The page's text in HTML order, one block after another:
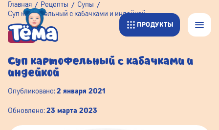
ПРОДУКТЫ
Главная Рецепты
Супы
Суп картофельный с кабачками и индейкой
СУПЫ
Суп картофельный с кабачками и
индейкой
Опубликовано:2 января 2021
Обновлено:23 марта 2023